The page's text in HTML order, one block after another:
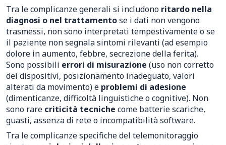
Tra le complicanze generali si includono ritardo nella
diagnosi o nel trattamentose i dati non vengono
trasmessi, non sono interpretati tempestivamente o se
il paziente non segnala sintomi rilevanti (ad esempio
dolore in aumento, febbre, secrezione della ferita).
Sono possibili errori di misurazione (uso non corretto
dei dispositivi, posizionamento inadeguato, valori
alterati da movimento) e problemi di adesione
(dimenticanze, difficoltà linguistiche o cognitive). Non
sono rare criticità tecniche come batterie scariche,
guasti, assenza di rete o incompatibilità software.
Tra le complicanze specifiche del telemonitoraggio